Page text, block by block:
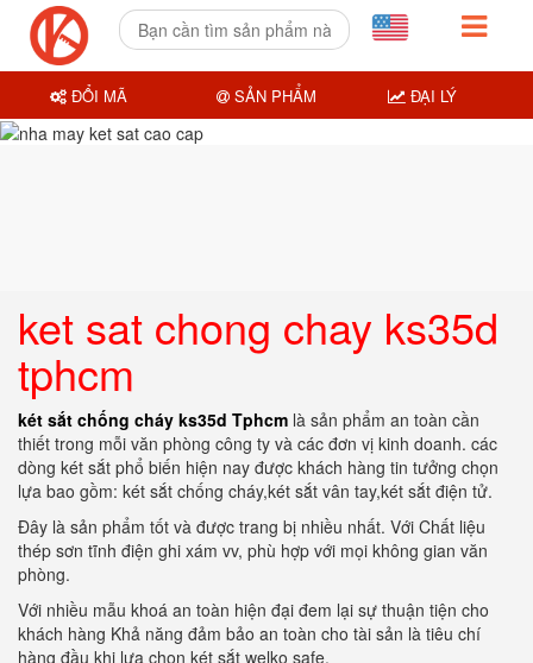
ket sat chong chay ks35d
tphcm
két sắt chống cháy ks35d Tphcm là sản phẩm an toàn cần
thiết trong mỗi văn phòng công ty và các đơn vị kinh doanh. các
dòng két sắt phổ biến hiện nay được khách hàng tin tưởng chọn
lựa bao gồm: két sắt chống cháy,két sắt vân tay,két sắt điện tử.
Đây là sản phẩm tốt và được trang bị nhiều nhất. Với Chất liệu
thép sơn tĩnh điện ghi xám vv, phù hợp với mọi không gian văn
phòng.
Với nhiều mẫu khoá an toàn hiện đại đem lại sự thuận tiện cho
khách hàng Khả năng đảm bảo an toàn cho tài sản là tiêu chí
hàng đầu khi lựa chọn két sắt welko safe.
ĐỔI MÃ SẢN PHẨM ĐẠI LÝ